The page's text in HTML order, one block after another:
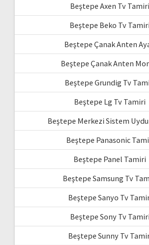
Beştepe Axen Tv Tamiri
Beştepe Beko Tv Tamiri
Beştepe Çanak Anten
Beştepe Çanak Anten
Beştepe Grundig Tv
Beştepe Lg Tv Tamiri
Beştepe Merkezi Sistem
Beştepe Panasonic
Beştepe Panel Tamiri
Beştepe Samsung Tv
Beştepe Sanyo Tv
Beştepe Sony Tv Tamiri
Beştepe Sunny Tv